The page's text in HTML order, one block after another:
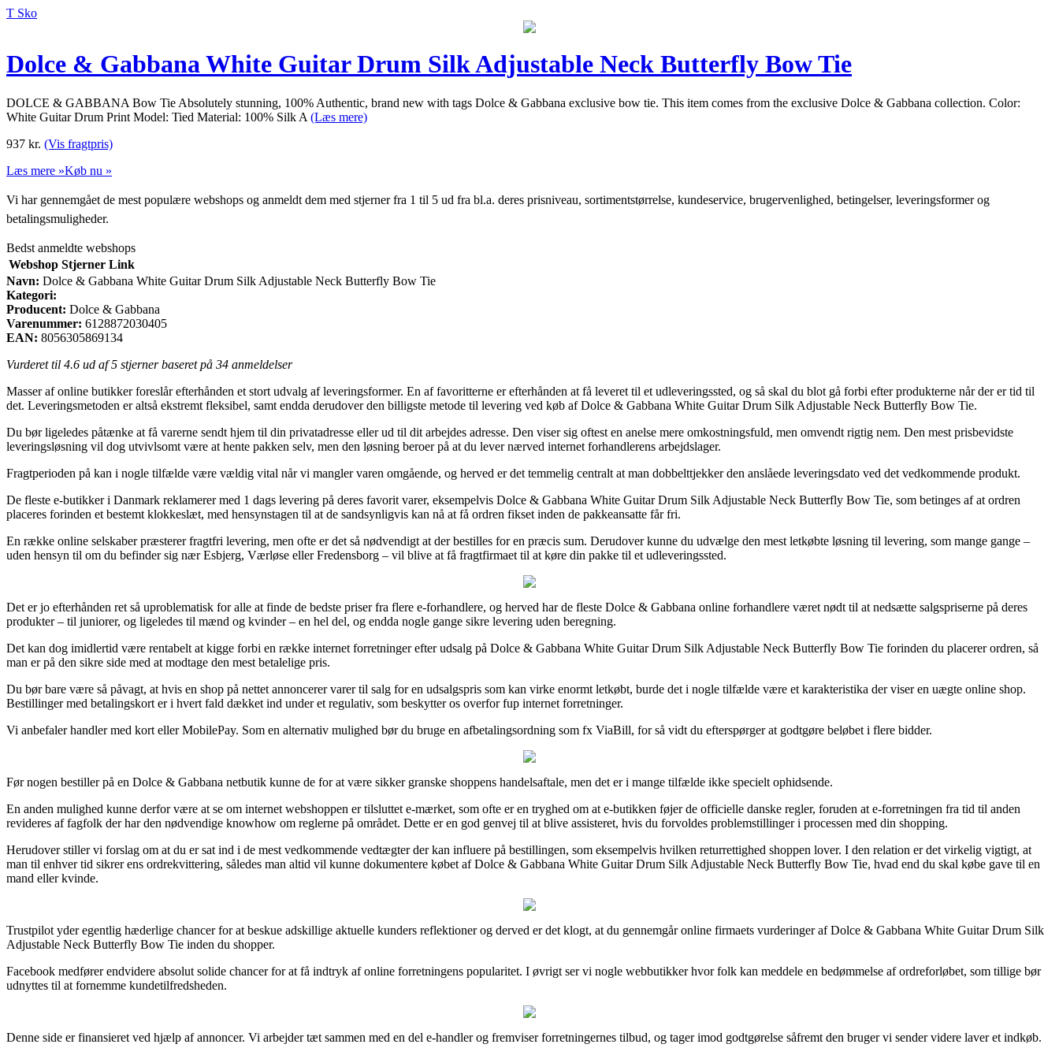
T Sko
Dolce & Gabbana White Guitar Drum Silk Adjustable Neck Butterfly Bow Tie
DOLCE & GABBANA Bow Tie Absolutely stunning, 100% Authentic, brand new with tags Dolce & Gabbana exclusive bow tie. This item comes from the exclusive Dolce & Gabbana collection. Color:
White Guitar Drum Print Model: Tied Material: 100% Silk A (Læs mere)
937 kr. (Vis fragtpris)
Læs mere »Køb nu »
Vi har gennemgået de mest populære webshops og anmeldt dem med stjerner fra 1 til 5 ud fra bl.a. deres prisniveau, sortimentstørrelse, kundeservice, brugervenlighed, betingelser, leveringsformer og
betalingsmuligheder.
Bedst anmeldte webshops
Webshop Stjerner Link
Navn: Dolce & Gabbana White Guitar Drum Silk Adjustable Neck Butterfly Bow Tie
Kategori:
Producent: Dolce & Gabbana
Varenummer: 6128872030405
EAN: 8056305869134
Vurderet til 4.6 ud af 5 stjerner baseret på 34 anmeldelser
Masser af online butikker foreslår efterhånden et stort udvalg af leveringsformer. En af favoritterne er efterhånden at få leveret til et udleveringssted, og så skal du blot gå forbi efter produkterne når der er tid til
det. Leveringsmetoden er altså ekstremt fleksibel, samt endda derudover den billigste metode til levering ved køb af Dolce & Gabbana White Guitar Drum Silk Adjustable Neck Butterfly Bow Tie.
Du bør ligeledes påtænke at få varerne sendt hjem til din privatadresse eller ud til dit arbejdes adresse. Den viser sig oftest en anelse mere omkostningsfuld, men omvendt rigtig nem. Den mest prisbevidste
leveringsløsning vil dog utvivlsomt være at hente pakken selv, men den løsning beroer på at du lever nærved internet forhandlerens arbejdslager.
Fragtperioden på kan i nogle tilfælde være vældig vital når vi mangler varen omgående, og herved er det temmelig centralt at man dobbelttjekker den anslåede leveringsdato ved det vedkommende produkt.
De fleste e-butikker i Danmark reklamerer med 1 dags levering på deres favorit varer, eksempelvis Dolce & Gabbana White Guitar Drum Silk Adjustable Neck Butterfly Bow Tie, som betinges af at ordren
placeres forinden et bestemt klokkeslæt, med hensynstagen til at de sandsynligvis kan nå at få ordren fikset inden de pakkeansatte får fri.
En række online selskaber præsterer fragtfri levering, men ofte er det så nødvendigt at der bestilles for en præcis sum. Derudover kunne du udvælge den mest letkøbte løsning til levering, som mange gange –
uden hensyn til om du befinder sig nær Esbjerg, Værløse eller Fredensborg – vil blive at få fragtfirmaet til at køre din pakke til et udleveringssted.
Det er jo efterhånden ret så uproblematisk for alle at finde de bedste priser fra flere e-forhandlere, og herved har de fleste Dolce & Gabbana online forhandlere været nødt til at nedsætte salgspriserne på deres
produkter – til juniorer, og ligeledes til mænd og kvinder – en hel del, og endda nogle gange sikre levering uden beregning.
Det kan dog imidlertid være rentabelt at kigge forbi en række internet forretninger efter udsalg på Dolce & Gabbana White Guitar Drum Silk Adjustable Neck Butterfly Bow Tie forinden du placerer ordren, så
man er på den sikre side med at modtage den mest betalelige pris.
Du bør bare være så påvagt, at hvis en shop på nettet annoncerer varer til salg for en udsalgspris som kan virke enormt letkøbt, burde det i nogle tilfælde være et karakteristika der viser en uægte online shop.
Bestillinger med betalingskort er i hvert fald dækket ind under et regulativ, som beskytter os overfor fup internet forretninger.
Vi anbefaler handler med kort eller MobilePay. Som en alternativ mulighed bør du bruge en afbetalingsordning som fx ViaBill, for så vidt du efterspørger at godtgøre beløbet i flere bidder.
Før nogen bestiller på en Dolce & Gabbana netbutik kunne de for at være sikker granske shoppens handelsaftale, men det er i mange tilfælde ikke specielt ophidsende.
En anden mulighed kunne derfor være at se om internet webshoppen er tilsluttet e-mærket, som ofte er en tryghed om at e-butikken føjer de officielle danske regler, foruden at e-forretningen fra tid til anden
revideres af fagfolk der har den nødvendige knowhow om reglerne på området. Dette er en god genvej til at blive assisteret, hvis du forvoldes problemstillinger i processen med din shopping.
Herudover stiller vi forslag om at du er sat ind i de mest vedkommende vedtægter der kan influere på bestillingen, som eksempelvis hvilken returrettighed shoppen lover. I den relation er det virkelig vigtigt, at
man til enhver tid sikrer ens ordrekvittering, således man altid vil kunne dokumentere købet af Dolce & Gabbana White Guitar Drum Silk Adjustable Neck Butterfly Bow Tie, hvad end du skal købe gave til en
mand eller kvinde.
Trustpilot yder egentlig hæderlige chancer for at beskue adskillige aktuelle kunders reflektioner og derved er det klogt, at du gennemgår online firmaets vurderinger af Dolce & Gabbana White Guitar Drum Silk
Adjustable Neck Butterfly Bow Tie inden du shopper.
Facebook medfører endvidere absolut solide chancer for at få indtryk af online forretningens popularitet. I øvrigt ser vi nogle webbutikker hvor folk kan meddele en bedømmelse af ordreforløbet, som tillige bør
udnyttes til at fornemme kundetilfredsheden.
Denne side er finansieret ved hjælp af annoncer. Vi arbejder tæt sammen med en del e-handler og fremviser forretningernes tilbud, og tager imod godtgørelse såfremt den bruger vi sender videre laver et indkøb.